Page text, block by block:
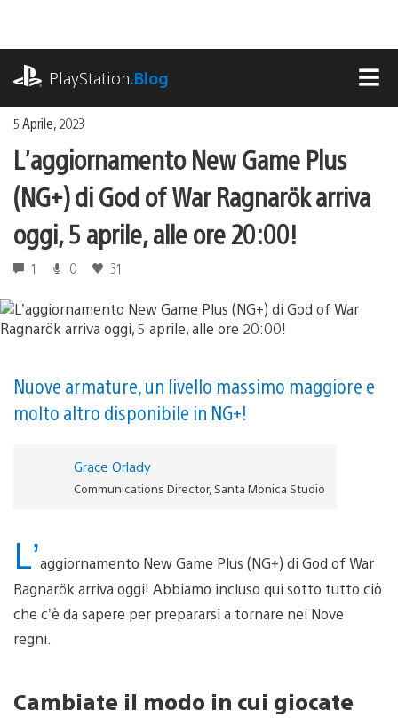
contenuto
PlayStation.Blog
5 Aprile, 2023
L’aggiornamento New Game Plus
(NG+) di God of War Ragnarök arriva
oggi, 5 aprile, alle ore 20:00!
1 0 31
Nuove armature, un livello massimo maggiore e
molto altro disponibile in NG+!
Grace Orlady
Communications Director, Santa Monica Studio
L’aggiornamento New Game Plus (NG+) di God of War
Ragnarök arriva oggi! Abbiamo incluso qui sotto tutto ciò
che c’è da sapere per prepararsi a tornare nei Nove
regni.
Cambiate il modo in cui giocate